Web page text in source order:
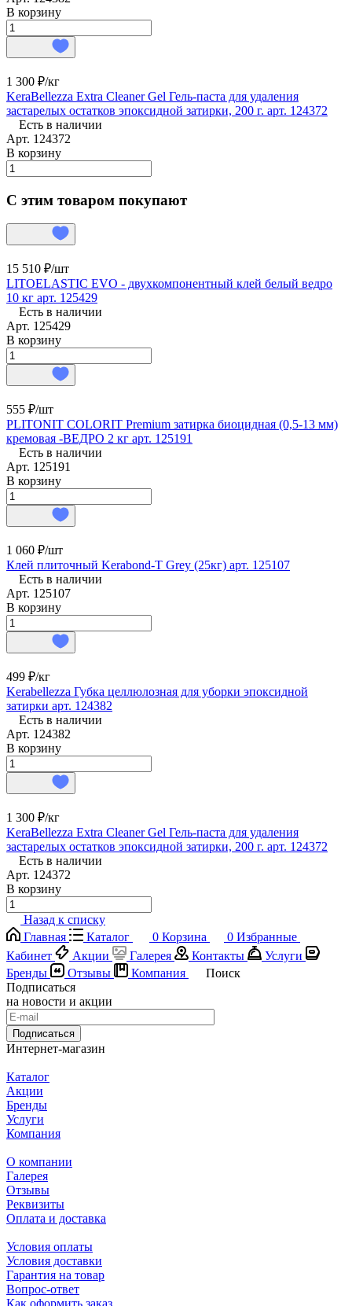
В корзину
1 300 ₽/кг
KeraBellezza Extra Cleaner Gel Гель-паста для удаления
застарелых остатков эпоксидной затирки, 200 г. арт. 124372
Есть в наличии
Арт. 124372
В корзину
С этим товаром покупают
15 510 ₽/шт
LITOELASTIC EVO - двухкомпонентный клей белый ведро
10 кг арт. 125429
Есть в наличии
Арт. 125429
В корзину
555 ₽/шт
PLITONIT COLORIT Premium затирка биоцидная (0,5-13 мм)
кремовая -ВЕДРО 2 кг арт. 125191
Есть в наличии
Арт. 125191
В корзину
1 060 ₽/шт
Клей плиточный Kerabond-T Grey (25кг) арт. 125107
Есть в наличии
Арт. 125107
В корзину
499 ₽/кг
Kerabellezza Губка целлюлозная для уборки эпоксидной
затирки арт. 124382
Есть в наличии
Арт. 124382
В корзину
1 300 ₽/кг
KeraBellezza Extra Cleaner Gel Гель-паста для удаления
застарелых остатков эпоксидной затирки, 200 г. арт. 124372
Есть в наличии
Арт. 124372
В корзину
Назад к списку
Главная
Каталог 0 Корзина 0 Избранные
Кабинет
Акции Галерея Контакты
Услуги
Бренды
Отзывы Компания
Поиск
Подписаться
на новости и акции
Подписаться
Интернет-магазин
Каталог
Акции
Бренды
Услуги
Компания
О компании
Галерея
Отзывы
Реквизиты
Оплата и доставка
Условия оплаты
Условия доставки
Гарантия на товар
Вопрос-ответ